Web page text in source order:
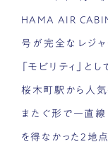
HAMA AIR CABIN
号が完全なレジ
「モビリティ」と
桜木町駅から人
またぐ形で一直
を得なかった2地